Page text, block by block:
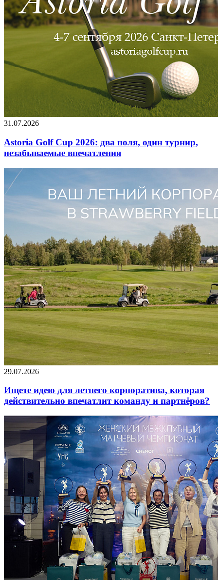
31.07.2026
Astoria Golf Cup 2026: два поля, один турнир,
незабываемые впечатления
29.07.2026
Ищете идею для летнего корпоратива, которая
действительно впечатлит команду и партнёров?